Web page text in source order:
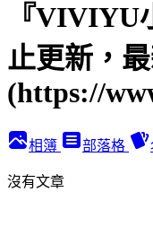
『VIVIYU
止更新，
(https://
相簿 部落格
沒有文章